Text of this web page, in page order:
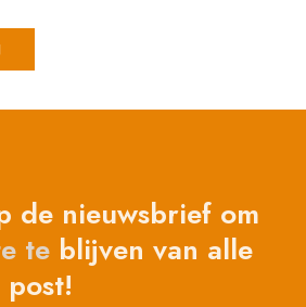
de nieuwsbrief om
te blijven van alle